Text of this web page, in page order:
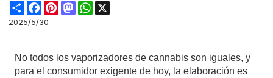
ShareFacebookPinterestMastodonWhatsApp
2025/5/30
No todos los vaporizadores de cannabis son iguales, y
para el consumidor exigente de hoy, la elaboración es